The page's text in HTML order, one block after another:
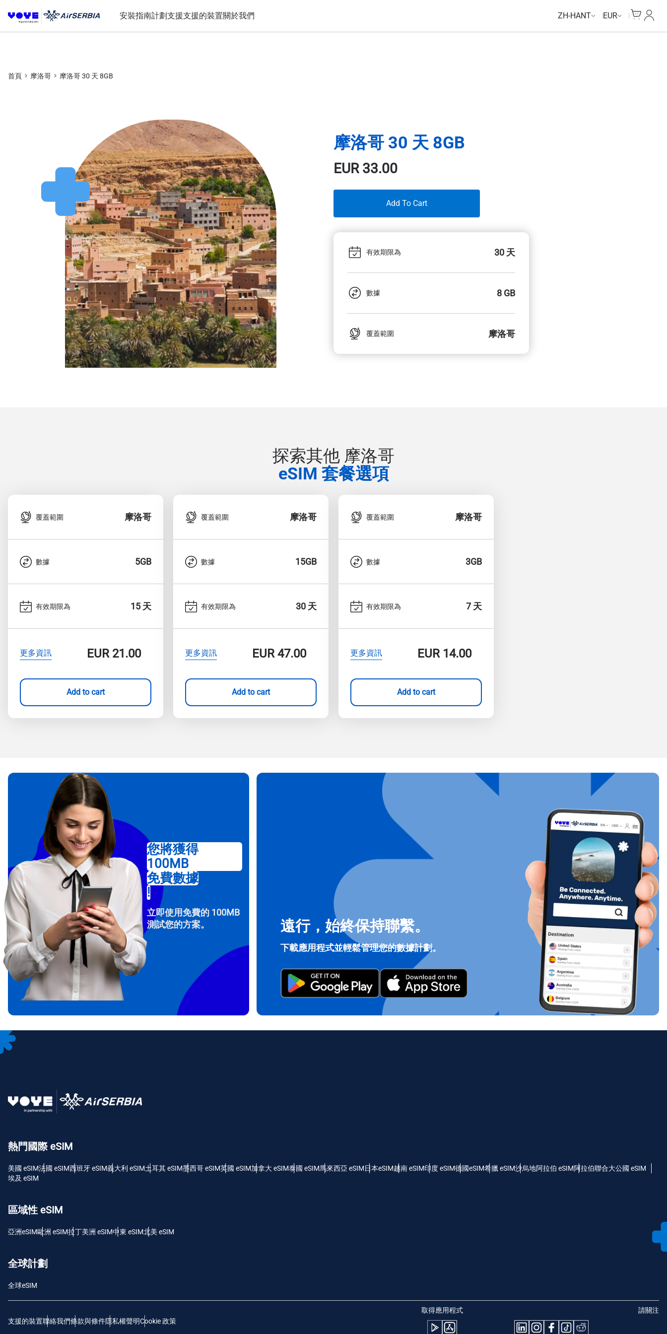
安裝指南計劃支援支援的裝置關於我們 ZH-HANT EUR
我的
首頁 摩洛哥 摩洛哥 30 天 8GB
摩洛哥 30 天 8GB
EUR33.00
Add To Cart
有效期限為 30 天
數據 8 GB
覆蓋範圍 摩洛哥
探索其他 摩洛哥
eSIM 套餐選項
覆蓋範圍 摩洛哥
數據 5GB
有效期限為 15 天
更多資訊 EUR21.00
Add to cart
覆蓋範圍 摩洛哥
數據 15GB
有效期限為 30 天
更多資訊 EUR47.00
Add to cart
覆蓋範圍 摩洛哥
數據 3GB
有效期限為 7 天
更多資訊 EUR14.00
Add to cart
How do I get my eSim?
To get your eSIM, start by checking if your device supports eSIM technology.
Then, contact your mobile carrier to request an eSIM activation. They will
provide you with a QR code or activation details that you can scan or enter
in your device settings. Once activated, you can enjoy the benefits of eSIM
without needing a physical SIM card!
您將獲得
100MB
免費數據
!
立即使用免費的 100MB
測試您的方案。
遠行，始終保持聯繫。
下載應用程式並輕鬆管理您的數據計劃。
熱門國際 eSIM
美國 eSIM法國 eSIM西班牙 eSIM義大利 eSIM土耳其 eSIM墨西哥 eSIM英國 eSIM加拿大 eSIM泰國 eSIM馬來西亞 eSIM日本eSIM越南 eSIM印度 eSIM德國eSIM希臘 eSIM沙烏地阿拉伯 eSIM阿拉伯聯合大公國 eSIM
埃及 eSIM
區域性 eSIM
亞洲eSIM歐洲 eSIM拉丁美洲 eSIM中東 eSIM北美 eSIM
全球計劃
全球eSIM
支援的裝置聯絡我們條款與條件隱私權聲明Cookie 政策
取得應用程式 請關注
登入或註冊
電子郵件